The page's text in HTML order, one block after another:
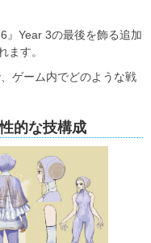
』Year 3の最後を飾る追加
ます。
ゲーム内でどのような戦
的な技構成